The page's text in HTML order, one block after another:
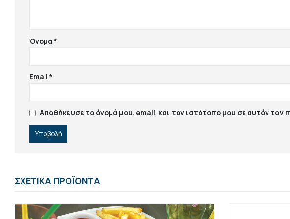
Όνομα*
Email*
Αποθήκευσε το όνομά μου, email, και τον ιστότοπο μου σε αυτόν τον
ΣΧΕΤΙΚΆ ΠΡΟΪΌΝΤΑ